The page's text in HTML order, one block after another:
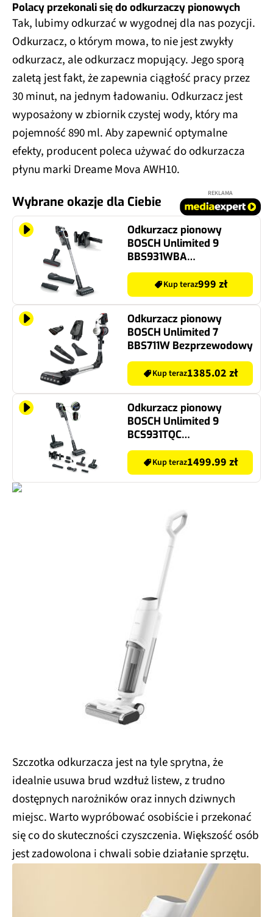
Polacy przekonali się do odkurzaczy pionowych
Tak, lubimy odkurzać w wygodnej dla nas pozycji.
Odkurzacz, o którym mowa, to nie jest zwykły
odkurzacz, ale odkurzacz mopujący. Jego sporą
zaletą jest fakt, że zapewnia ciągłość pracy przez
30 minut, na jednym ładowaniu. Odkurzacz jest
wyposażony w zbiornik czystej wody, który ma
pojemność 890 ml. Aby zapewnić optymalne
efekty, producent poleca używać do odkurzacza
płynu marki Dreame Mova AWH10.
Wybrane okazje dla Ciebie
REKLAMA
Odkurzacz pionowy
BOSCH Unlimited 9
BBS931WBA
Bezprzewodowy
Kup teraz999 zł
Odkurzacz pionowy
BOSCH Unlimited 7
BBS711W Bezprzewodowy
Kup teraz1385.02 zł
Odkurzacz pionowy
BOSCH Unlimited 9
BCS931TQC
Bezprzewodowy
Kup teraz1499.99 zł
Szczotka odkurzacza jest na tyle sprytna, że
idealnie usuwa brud wzdłuż listew, z trudno
dostępnych narożników oraz innych dziwnych
miejsc. Warto wypróbować osobiście i przekonać
się co do skuteczności czyszczenia. Większość osób
jest zadowolona i chwali sobie działanie sprzętu.